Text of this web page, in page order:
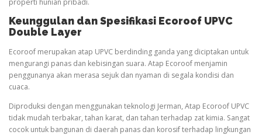
properti hunian pribadi.
Keunggulan dan Spesifikasi Ecoroof UPVC
Double Layer
Ecoroof merupakan atap UPVC berdinding ganda yang diciptakan untuk
mengurangi panas dan kebisingan suara. Atap Ecoroof menjamin
penggunanya akan merasa sejuk dan nyaman di segala kondisi dan
cuaca.
Diproduksi dengan menggunakan teknologi Jerman, Atap Ecoroof UPVC
tidak mudah terbakar, tahan karat, dan tahan terhadap zat kimia. Sangat
cocok untuk bangunan di daerah panas dan korosif terhadap lingkungan